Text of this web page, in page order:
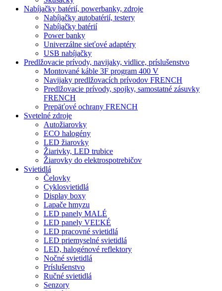
Nabíjačky batérií, powerbanky, zdroje
Nabíjačky autobatérií, testery
Nabíjačky batérií
Power banky
Univerzálne sieťové adaptéry
USB nabíjačky
Predlžovacie prívody, navijaky, vidlice, príslušenstvo
Montované káble 3F program 400 V
Navijaky predlžovacích prívodov FRENCH
Predlžovacie prívody, spojky, samostatné zásuvky
FRENCH
Prepäťové ochrany FRENCH
Svetelné zdroje
Autožiarovky
ECO halogény
LED žiarovky
Žiarivky, LED trubice
Žiarovky do elektrospotrebičov
Svietidlá
Čelovky
Cyklosvietidlá
Display boxy
Lapače hmyzu
LED panely MALÉ
LED panely VEĽKÉ
LED pracovné svietidlá
LED priemyselné svietidlá
LED, halogénové reflektory
Nočné svietidlá
Príslušenstvo
Ručné svietidlá
Senzory